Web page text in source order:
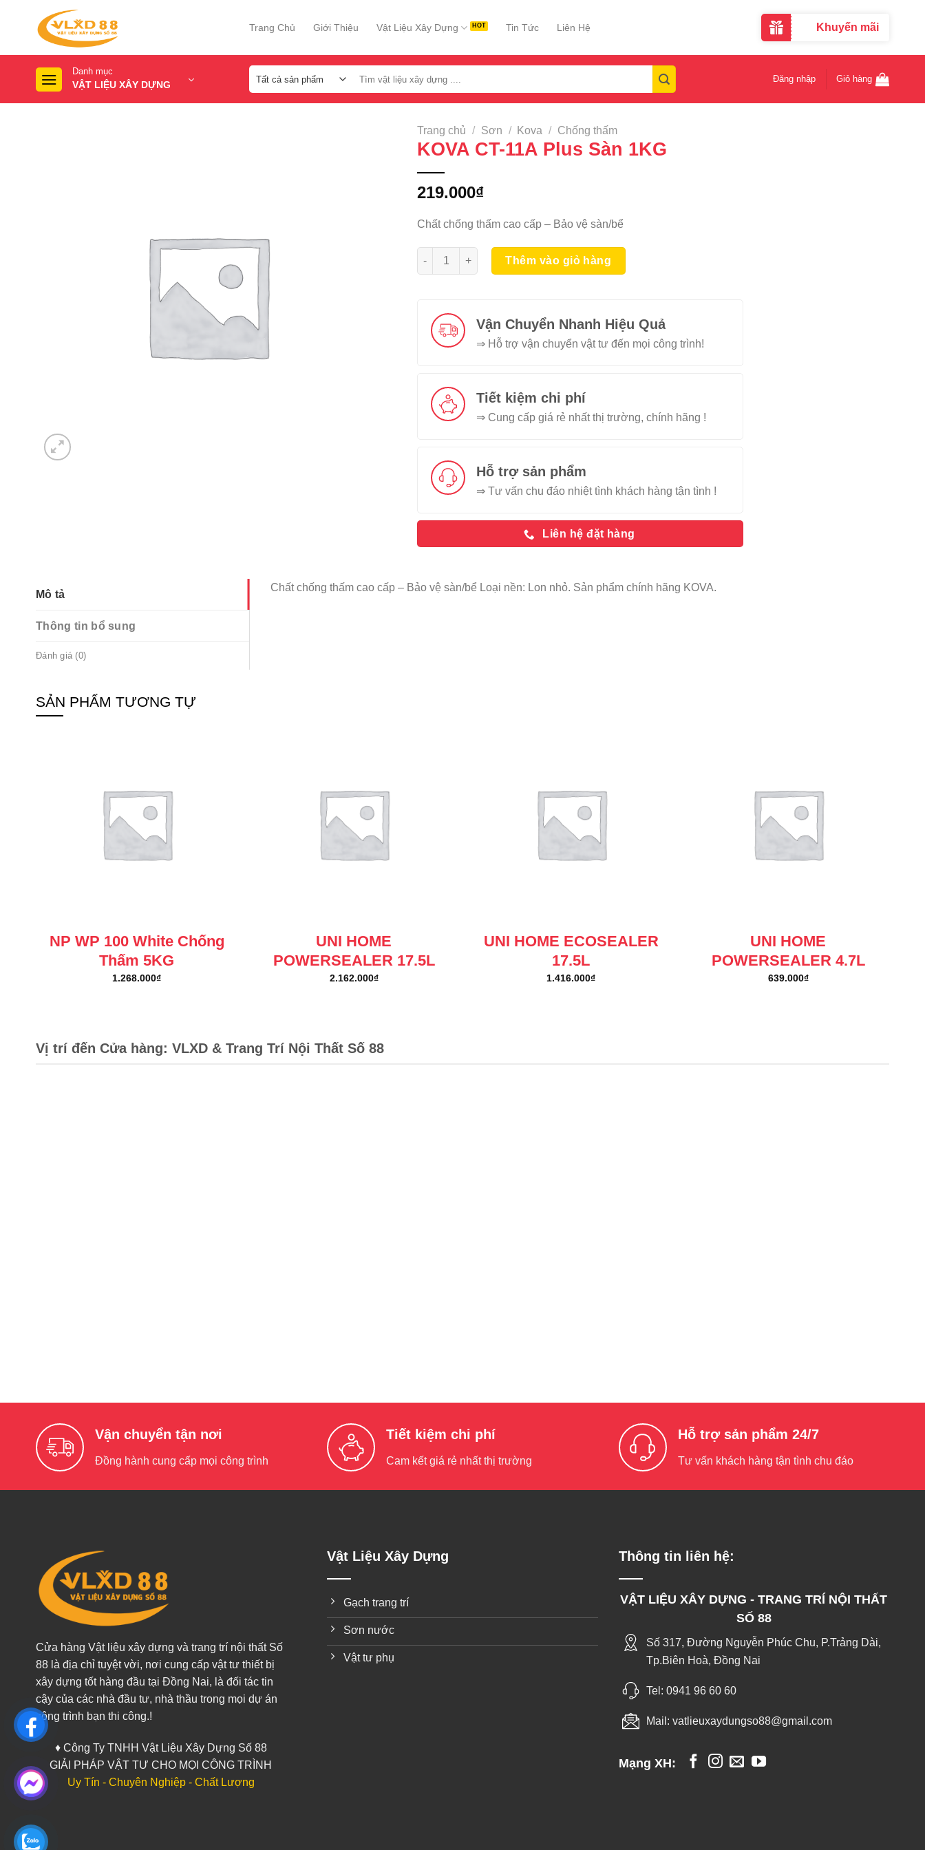
Trang Chủ Giới Thiệu Vật Liệu Xây Dựng Tin Tức Liên Hệ Khuyến mãi
Danh mục
VẬT LIỆU XÂY DỰNG
kiếm:
Đăng nhập Giỏ hàng
Trang chủ / Sơn / Kova / Chống thấm
KOVA CT-11A Plus Sàn 1KG
219.000₫
Chất chống thấm cao cấp – Bảo vệ sàn/bể
KOVA CT-11A Plus Sàn 1KG số lượng
Thêm vào giỏ hàng
Vận Chuyển Nhanh Hiệu Quả
⇒ Hỗ trợ vận chuyển vật tư đến mọi công trình!
Tiết kiệm chi phí
⇒ Cung cấp giá rẻ nhất thị trường, chính hãng !
Hỗ trợ sản phẩm
⇒ Tư vấn chu đáo nhiệt tình khách hàng tận tình !
Liên hệ đặt hàng
Mô tả
Thông tin bổ sung
Đánh giá (0)
Chất chống thấm cao cấp – Bảo vệ sàn/bể Loại nền: Lon nhỏ. Sản phẩm chính hãng KOVA.
SẢN PHẨM TƯƠNG TỰ
NP WP 100 White Chống
Thấm 5KG
1.268.000₫
UNI HOME
POWERSEALER 17.5L
2.162.000₫
UNI HOME ECOSEALER
17.5L
1.416.000₫
UNI HOME
POWERSEALER 4.7L
639.000₫
Vị trí đến Cửa hàng: VLXD & Trang Trí Nội Thất Số 88
Vận chuyển tận nơi
Đồng hành cung cấp mọi công trình
Tiết kiệm chi phí
Cam kết giá rẻ nhất thị trường
Hỗ trợ sản phẩm 24/7
Tư vấn khách hàng tận tình chu đáo
Cửa hàng Vật liệu xây dựng và trang trí nội thất Số
88 là địa chỉ tuyệt vời, nơi cung cấp vật tư thiết bị
xây dựng tốt hàng đầu tại Đồng Nai, là đối tác tin
cậy của các nhà đầu tư, nhà thầu trong mọi dự án
công trình bạn thi công.!
♦ Công Ty TNHH Vật Liệu Xây Dựng Số 88
GIẢI PHÁP VẬT TƯ CHO MỌI CÔNG TRÌNH
Uy Tín - Chuyên Nghiệp - Chất Lượng
Vật Liệu Xây Dựng
Gạch trang trí
Sơn nước
Vật tư phụ
Thông tin liên hệ:
VẬT LIỆU XÂY DỰNG - TRANG TRÍ NỘI THẤT
SỐ 88
Số 317, Đường Nguyễn Phúc Chu, P.Trảng Dài,
Tp.Biên Hoà, Đồng Nai
Tel: 0941 96 60 60
Mail: vatlieuxaydungso88@gmail.com
Mạng XH: